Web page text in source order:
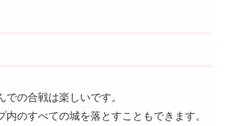
の合戦は楽しいです。
内のすべての城を落とすこともできます。